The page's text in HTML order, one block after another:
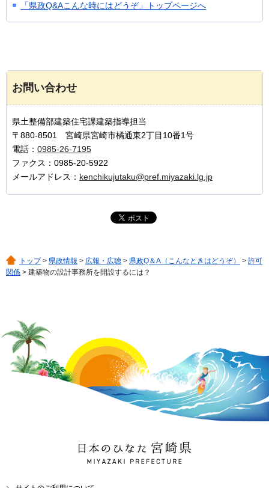
「県政Q&Aこんな時にはどうぞ」トップページへ
お問い合わせ
県土整備部建築住宅課建築指導担当
〒880-8501 宮崎県宮崎市橘通東2丁目10番1号
電話： 0985-26-7195
ファクス：0985-20-5922
メールアドレス： kenchikujutaku@pref.miyazaki.lg.jp
トップ> 県政情報 > 広報・広聴 > 県政Q＆A（こんなときはどうぞ） > 許可
関係 > 建築物の設計事務所を開設するには？
日本のひなた 宮崎県
MIYAZAKI PREFECTURE